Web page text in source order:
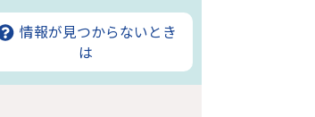
情報が見つからないとき
は